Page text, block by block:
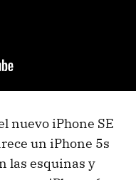
nuevo iPhone SE
un iPhone 5s
las esquinas y